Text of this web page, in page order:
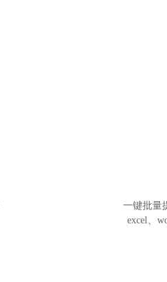
一键批量
excel、